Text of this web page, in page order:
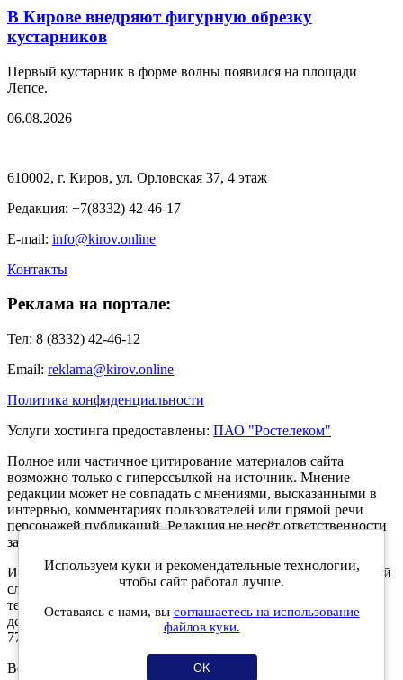
В Кирове внедряют фигурную обрезку
кустарников
Первый кустарник в форме волны появился на площади
Лепсе.
06.08.2026
610002, г. Киров, ул. Орловская 37, 4 этаж
Редакция: +7(8332) 42-46-17
E-mail: info@kirov.online
Контакты
Реклама на портале:
Тел: 8 (8332) 42-46-12
Email: reklama@kirov.online
Политика конфиденциальности
Услуги хостинга предоставлены: ПАО "Ростелеком"
Полное или частичное цитирование материалов сайта
возможно только с гиперссылкой на источник. Мнение
редакции может не совпадать с мнениями, высказанными в
интервью, комментариях пользователей или прямой речи
персонажей публикаций. Редакция не несёт ответственности
за текст комментариев читателей.
Интернет-портал Kirov.online зарегистрирован в Федеральной
службе по надзору в сфере связи, информационных
технологий и массовых коммуникаций (Роскомнадзор) 5
декабря 2019 года. Регистрационный номер ЭЛ № ФС 77 -
77189.
Возрастное ограничение 12+
Используем куки и рекомендательные технологии,
чтобы сайт работал лучше.
Оставаясь с нами, вы соглашаетесь на использование
файлов куки.
OK